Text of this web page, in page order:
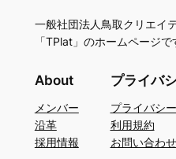
一般社団法人鳥取クリエイ
「TPlat」のホームページで
About
メンバー
沿革
採用情報
プライバ
プライバシ
利用規約
お問い合わせ